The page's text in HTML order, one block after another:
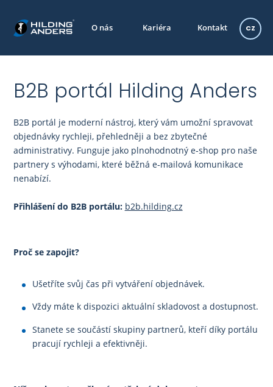
O nás Kariéra Kontakt CZ
B2B portál Hilding Anders
B2B portál Hilding Anders
B2B portál je moderní nástroj, který vám umožní spravovat
objednávky rychleji, přehledněji a bez zbytečné
administrativy. Funguje jako plnohodnotný e‑shop pro naše
partnery s výhodami, které běžná e‑mailová komunikace
nenabízí.
Přihlášení do B2B portálu: b2b.hilding.cz
Proč se zapojit?
Ušetříte svůj čas při vytváření objednávek.
Vždy máte k dispozici aktuální skladovost a dostupnost.
Stanete se součástí skupiny partnerů, kteří díky portálu
pracují rychleji a efektivněji.